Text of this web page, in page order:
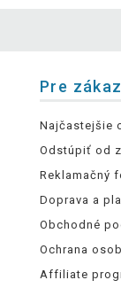
Pre
Najčastejšie
Odstúpiť od
Reklamačný
Doprava a
Obchodné
Ochrana
Affiliate